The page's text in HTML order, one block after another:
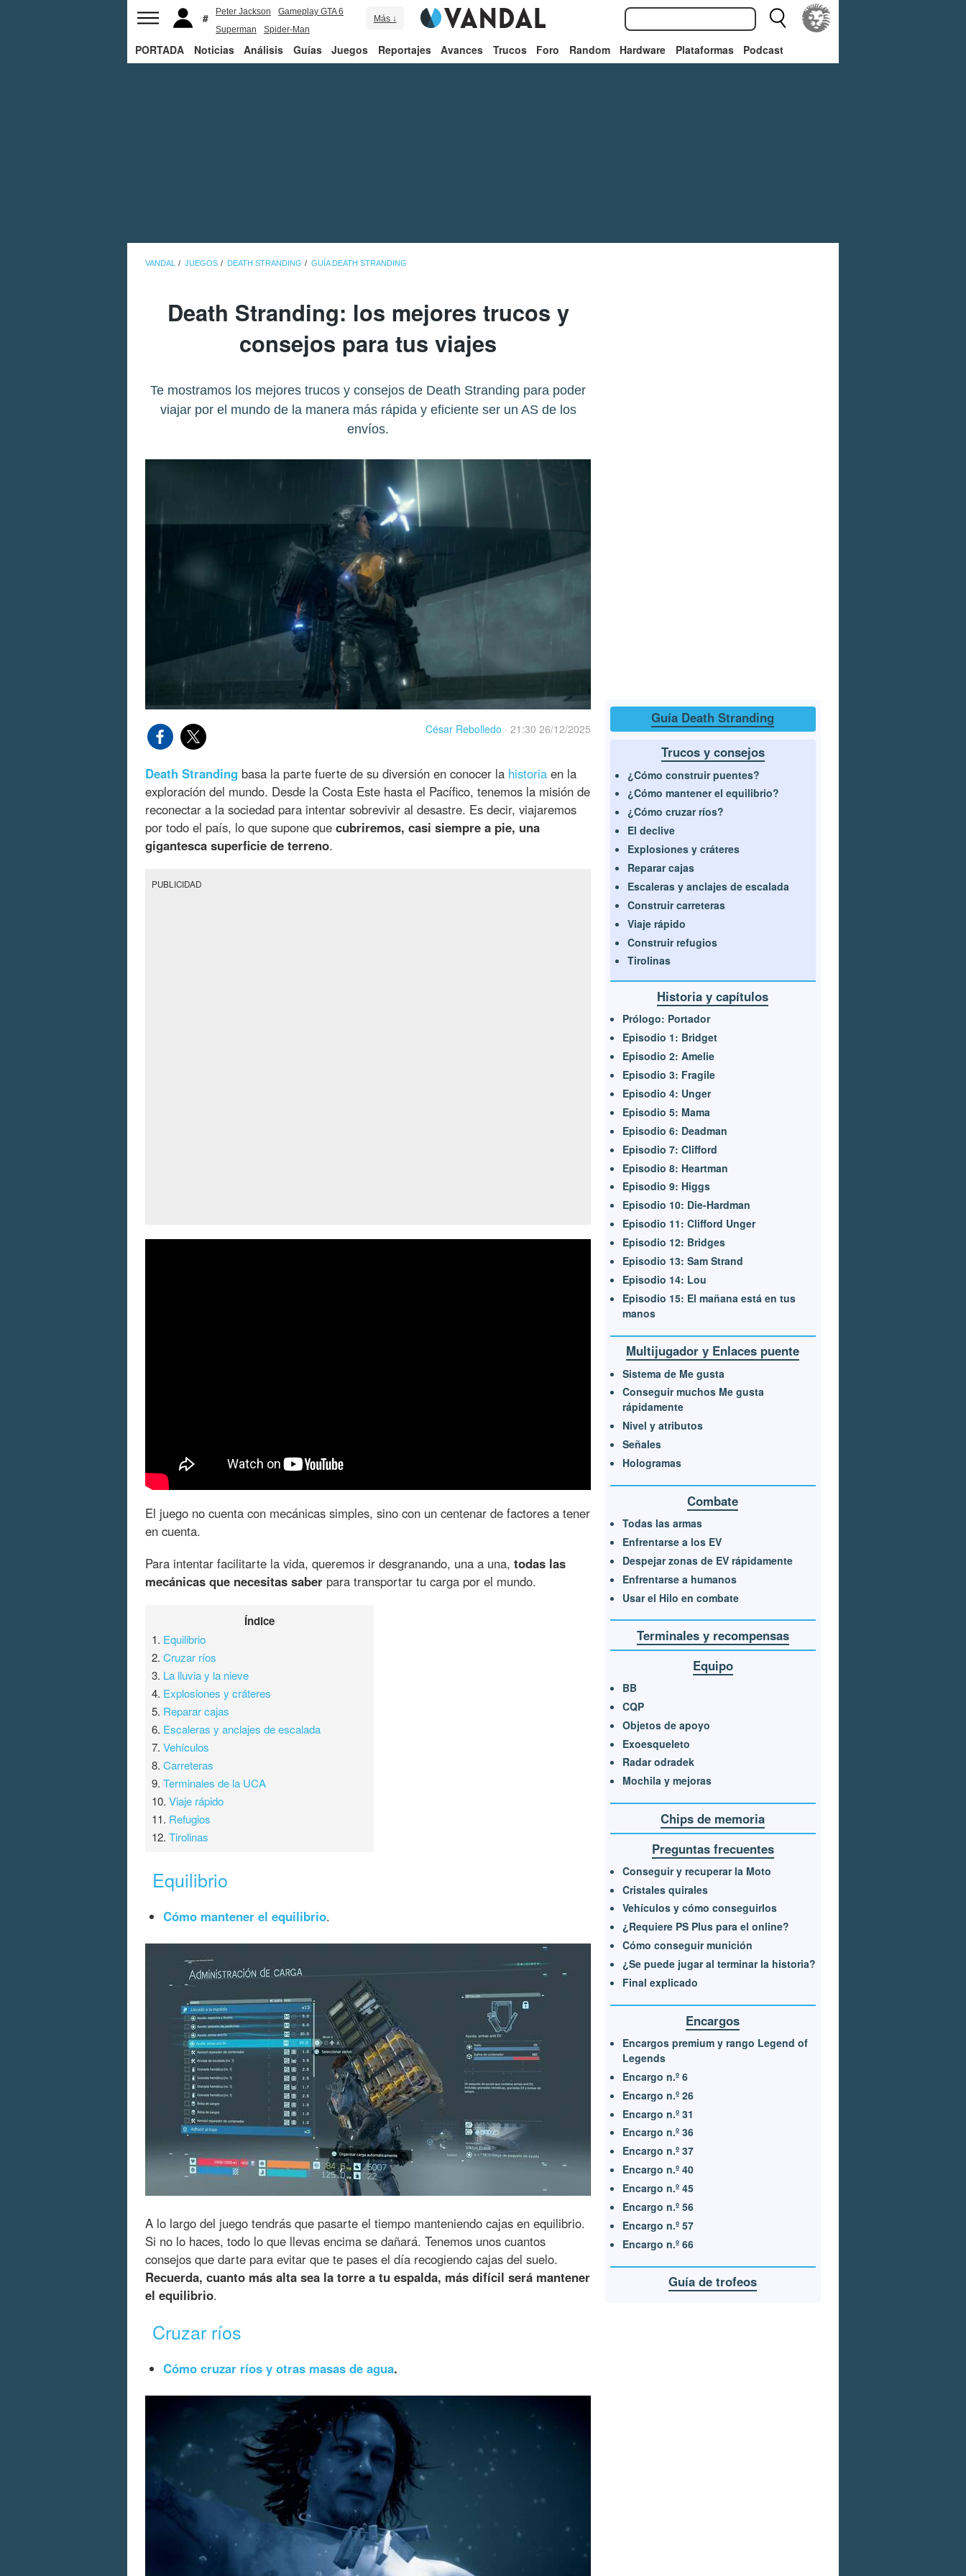
Peter Jackson
Gameplay GTA 6
Superman
Spider-Man
Más ↓
PORTADA Noticias Análisis Guías Juegos Reportajes Avances Trucos Foro Random Hardware Plataformas Podcast
VANDAL JUEGOS DEATH STRANDING GUÍA DEATH STRANDING
Death Stranding: los mejores trucos y
consejos para tus viajes
Te mostramos los mejores trucos y consejos de Death Stranding para poder
viajar por el mundo de la manera más rápida y eficiente ser un AS de los
envíos.
César Rebolledo · 21:30 26/12/2025
Death Stranding basa la parte fuerte de su diversión en conocer la historia en la
exploración del mundo. Desde la Costa Este hasta el Pacífico, tenemos la misión de
reconectar a la sociedad para intentar sobrevivir al desastre. Es decir, viajaremos
por todo el país, lo que supone que cubriremos, casi siempre a pie, una
gigantesca superficie de terreno.
PUBLICIDAD
El juego no cuenta con mecánicas simples, sino con un centenar de factores a tener
en cuenta.
Para intentar facilitarte la vida, queremos ir desgranando, una a una, todas las
mecánicas que necesitas saber para transportar tu carga por el mundo.
Índice
1. Equilibrio
2.Cruzar ríos
3. La lluvia y la nieve
4. Explosiones y cráteres
5. Reparar cajas
6. Escaleras y anclajes de escalada
7.Vehículos
8.Carreteras
9.Terminales de la UCA
10.Viaje rápido
11. Refugios
12.Tirolinas
Equilibrio
Cómo mantener el equilibrio.
A lo largo del juego tendrás que pasarte el tiempo manteniendo cajas en equilibrio.
Si no lo haces, todo lo que llevas encima se dañará. Tenemos unos cuantos
consejos que darte para evitar que te pases el día recogiendo cajas del suelo.
Recuerda, cuanto más alta sea la torre a tu espalda, más difícil será mantener
el equilibrio.
Cruzar ríos
Cómo cruzar ríos y otras masas de agua.
Guía Death Stranding
Trucos y consejos
¿Cómo construir puentes?
¿Cómo mantener el equilibrio?
¿Cómo cruzar ríos?
El declive
Explosiones y cráteres
Reparar cajas
Escaleras y anclajes de escalada
Construir carreteras
Viaje rápido
Construir refugios
Tirolinas
Historia y capítulos
Prólogo: Portador
Episodio 1: Bridget
Episodio 2: Amelie
Episodio 3: Fragile
Episodio 4: Unger
Episodio 5: Mama
Episodio 6: Deadman
Episodio 7: Clifford
Episodio 8: Heartman
Episodio 9: Higgs
Episodio 10: Die-Hardman
Episodio 11: Clifford Unger
Episodio 12: Bridges
Episodio 13: Sam Strand
Episodio 14: Lou
Episodio 15: El mañana está en tus
manos
Multijugador y Enlaces puente
Sistema de Me gusta
Conseguir muchos Me gusta
rápidamente
Nivel y atributos
Señales
Hologramas
Combate
Todas las armas
Enfrentarse a los EV
Despejar zonas de EV rápidamente
Enfrentarse a humanos
Usar el Hilo en combate
Terminales y recompensas
Equipo
BB
CQP
Objetos de apoyo
Exoesqueleto
Radar odradek
Mochila y mejoras
Chips de memoria
Preguntas frecuentes
Conseguir y recuperar la Moto
Cristales quirales
Vehículos y cómo conseguirlos
¿Requiere PS Plus para el online?
Cómo conseguir munición
¿Se puede jugar al terminar la historia?
Final explicado
Encargos
Encargos premium y rango Legend of
Legends
Encargo n.º 6
Encargo n.º 26
Encargo n.º 31
Encargo n.º 36
Encargo n.º 37
Encargo n.º 40
Encargo n.º 45
Encargo n.º 56
Encargo n.º 57
Encargo n.º 66
Guía de trofeos